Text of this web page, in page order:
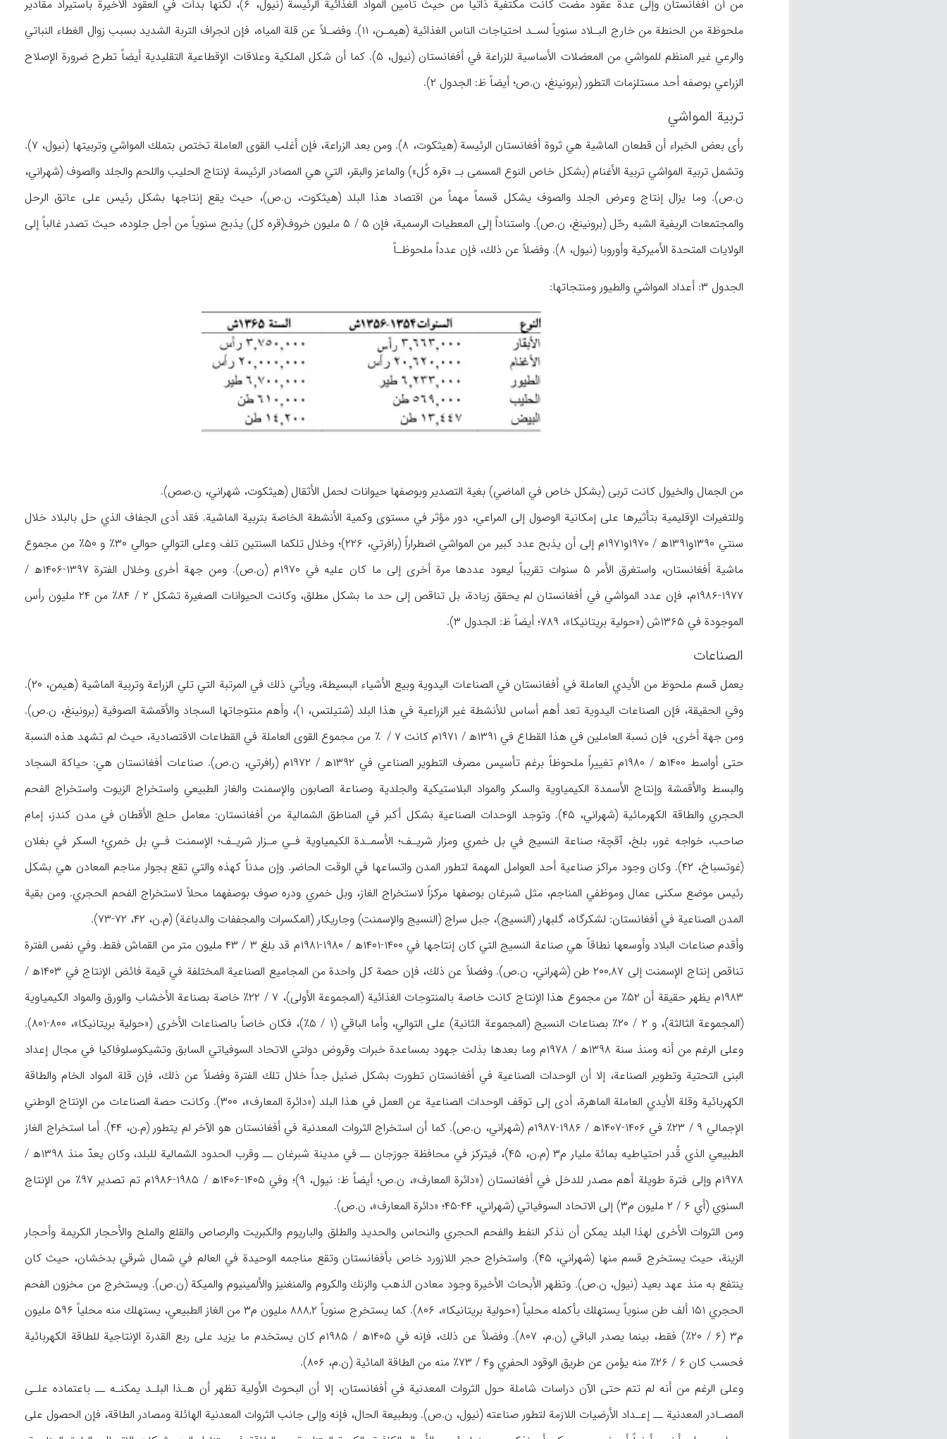
من أن أفغانستان وإلى عدة عقود مضت كانت مكتفية ذاتياً من حيث تأمين المواد الغذائية الرئيسة (نيول، ۶)، لكنها بدأت في العقود الأخيرة باستيراد مقادير
ملحوظة من الحنطة من خارج البـلاد سنوياً لسـد احتياجات الناس الغذائية (هيمـن، ۱۱). وفضـلاً عن قلة المياه، فإن انجراف التربة الشديد بسبب زوال الغطاء النباتي
والرعي غير المنظم للمواشي من المعضلات الأساسية للزراعة في أفغانستان (نيول، ۵). كما أن شكل الملكية وعلاقات الإقطاعية التقليدية أيضاً تطرح ضرورة الإصلاح
الزراعي بوصفه أحد مستلزمات التطور (برونينغ، ن.ص؛ أيضاً ظ: الجدول ۲).
تربية المواشي
رأى بعض الخبراء أن قطعان الماشية هي ثروة أفغانستان الرئيسة (هيثكوت، ۸). ومن بعد الزراعة، فإن أغلب القوى العاملة تختص بتملك المواشي وتربيتها (نيول، ۷).
وتشمل تربية المواشي تربية الأغنام (بشكل خاص النوع المسمى بـ «قره كُل») والماعز والبقر، التي هي المصادر الرئيسة لإنتاج الحليب واللحم والجلد والصوف (شهراني،
ن.ص). وما يزال إنتاج وعرض الجلد والصوف يشكل قسماً مهماً من اقتصاد هذا البلد (هيثكوت، ن.ص)، حيث يقع إنتاجها بشكل رئيس على عاتق الرحل
والمجتمعات الريفية الشبه رحّل (برونينغ، ن.ص). واستناداً إلى المعطيات الرسمية، فإن ۵ / ۵ مليون خروف(قره كل) يذبح سنوياً من أجل جلوده، حيث تصدر غالباً إلى
الولايات المتحدة الأميركية وأوروبا (نيول، ۸). وفضلاً عن ذلك، فإن عدداً ملحوظـاً
الجدول ۳: أعداد المواشي والطيور ومنتجاتها:
من الجمال والخيول كانت تربى (بشكل خاص في الماضي) بغية التصدير وبوصفها حيوانات لحمل الأثقال (هيثكوت، شهراني، ن.صص).
وللتغيرات الإقليمية بتأثيرها على إمكانية الوصول إلى المراعي، دور مؤثر في مستوى وكمية الأنشطة الخاصة بتربية الماشية. فقد أدى الجفاف الذي حل بالبلاد خلال
سنتي ۱۳۹۰و۱۳۹۱ه‍ / ۱۹۷۰و۱۹۷۱م إلى أن يذبح عدد كبير من المواشي اضطراراً (رافرتي، ۲۲۶)؛ وخلال تلكما السنتين تلف وعلى التوالي حوالي ۳۰٪ و ۵۰٪ من مجموع
ماشية أفغانستان، واستغرق الأمر ۵ سنوات تقريباً ليعود عددها مرة أخرى إلى ما كان عليه في ۱۹۷۰م (ن.ص). ومن جهة أخرى وخلال الفترة ۱۳۹۷-۱۴۰۶ه‍ /
۱۹۷۷-۱۹۸۶م، فإن عدد المواشي في أفغانستان لم يحقق زيادة، بل تناقص إلى حد ما بشكل مطلق، وكانت الحيوانات الصغيرة تشكل ۲ / ۸۴٪ من ۲۴ مليون رأس
الموجودة في ۱۳۶۵ش («حولية بريتانيكا»، ۷۸۹؛ أيضاً ظ: الجدول ۳).
الصناعات
يعمل قسم ملحوظ من الأيدي العاملة في أفغانستان في الصناعات اليدوية وبيع الأشياء البسيطة، ويأتي ذلك في المرتبة التي تلي الزراعة وتربية الماشية (هيمن، ۲۰).
وفي الحقيقة، فإن الصناعات اليدوية تعد أهم أساس للأنشطة غير الزراعية في هذا البلد (شتيلتس، ۱)، وأهم منتوجاتها السجاد والأقمشة الصوفية (برونينغ، ن.ص).
ومن جهة أخرى، فإن نسبة العاملين في هذا القطاع في ۱۳۹۱ه‍ / ۱۹۷۱م كانت ۷ / ·٪ من مجموع القوى العاملة في القطاعات الاقتصادية، حيث لم تشهد هذه النسبة
حتى أواسط ۱۴۰۰ه‍ / ۱۹۸۰م تغييراً ملحوظاً برغم تأسيس مصرف التطوير الصناعي في ۱۳۹۲ه‍ / ۱۹۷۲م (رافرتي، ن.ص). صناعات أفغانستان هي: حياكة السجاد
والبسط والأقمشة وإنتاج الأسمدة الكيمياوية والسكر والمواد البلاستيكية والجلدية وصناعة الصابون والإسمنت والغاز الطبيعي واستخراج الزيوت واستخراج الفحم
الحجري والطاقة الكهرمائية (شهراني، ۴۵). وتوجد الوحدات الصناعية بشكل أكبر في المناطق الشمالية من أفغانستان: معامل حلج الأقطان في مدن كندز، إمام
صاحب، خواجه غور، بلخ، آقچة؛ صناعة النسيج في بل خمري ومزار شريـف؛ الأسمـدة الكيمياوية فـي مـزار شريـف؛ الإسمنت فـي بل خمري؛ السكر في بغلان
(غوتسباخ، ۴۲). وكان وجود مراكز صناعية أحد العوامل المهمة لتطور المدن واتساعها في الوقت الحاضر. وإن مدناً كهذه والتي تقع بجوار مناجم المعادن هي بشكل
رئيس موضع سكنى عمال وموظفي المناجم، مثل شبرغان بوصفها مركزاً لاستخراج الغاز، وبل خمري ودره صوف بوصفهما محلاً لاستخراج الفحم الحجري. ومن بقية
المدن الصناعية في أفغانستان: لشكرگاه، گلبهار (النسيج)، جبل سراج (النسيج والإسمنت) وجاريكار (المكسرات والمجففات والدباغة) (م.ن، ۴۲، ۷۲-۷۳).
وأقدم صناعات البلاد وأوسعها نطاقاً هي صناعة النسيج التي كان إنتاجها في ۱۴۰۰-۱۴۰۱ه‍ / ۱۹۸۰-۱۹۸۱م قد بلغ ۳ / ۴۳ مليون متر من القماش فقط. وفي نفس الفترة
تناقص إنتاج الإسمنت إلى ۲۰۰,۸۷ طن (شهراني، ن.ص). وفضلاً عن ذلك، فإن حصة كل واحدة من المجاميع الصناعية المختلفة في قيمة فائض الإنتاج في ۱۴۰۳ه‍ /
۱۹۸۳م يظهر حقيقة أن ۵۲٪ من مجموع هذا الإنتاج كانت خاصة بالمنتوجات الغذائية (المجموعة الأولى)، ۷ / ۲۲٪ خاصة بصناعة الأخشاب والورق والمواد الكيمياوية
(المجموعة الثالثة)، و ۲ / ۲۰٪ بصناعات النسيج (المجموعة الثانية) على التوالي، وأما الباقي (۱ / ۵٪)، فكان خاصاً بالصناعات الأخرى («حولية بريتانيكا»، ۸۰۰-۸۰۱).
وعلى الرغم من أنه ومنذ سنة ۱۳۹۸ه‍ / ۱۹۷۸م وما بعدها بذلت جهود بمساعدة خبرات وقروض دولتي الاتحاد السوفياتي السابق وتشيكوسلوفاكيا في مجال إعداد
البنى التحتية وتطوير الصناعة، إلا أن الوحدات الصناعية في أفغانستان تطورت بشكل ضئيل جداً خلال تلك الفترة وفضلاً عن ذلك، فإن قلة المواد الخام والطاقة
الكهربائية وقلة الأيدي العاملة الماهرة، أدى إلى توقف الوحدات الصناعية عن العمل في هذا البلد («دائرة المعارف»، ۳۰۰). وكانت حصة الصناعات من الإنتاج الوطني
الإجمالي ۹ / ۲۳٪ في ۱۴۰۶-۱۴۰۷ه‍ / ‍۱۹۸۶-۱۹۸۷م (شهراني، ن.ص). كما أن استخراج الثروات المعدنية في أفغانستان هو الآخر لم يتطور (م.ن، ۴۴). أما استخراج الغاز
الطبيعي الذي قُدر احتياطيه بمائة مليار م۳ (م.ن، ۴۵)، فيتركز في محافظة جوزجان ــ في مدينة شبرغان ــ وقرب الحدود الشمالية للبلد، وكان يعدّ منذ ۱۳۹۸ه‍ /
۱۹۷۸م وإلى فترة طويلة أهم مصدر للدخل في أفغانستان («دائرة المعارف»، ن.ص؛ أيضاً ظ: نيول، ۹)؛ وفي ۱۴۰۵-۱۴۰۶ه‍ / ۱۹۸۵-۱۹۸۶م تم تصدير ۹۷٪ من الإنتاج
السنوي (أي ۶ / ۲ مليون م۳) إلى الاتحاد السوفياتي (شهراني، ۴۴-۴۵؛ «دائرة المعارف»، ن.ص).
ومن الثروات الأخرى لهذا البلد يمكن أن نذكر النفط والفحم الحجري والنحاس والحديد والطلق والباريوم والكبريت والرصاص والقلع والملح والأحجار الكريمة وأحجار
الزينة، حيث يستخرج قسم منها (شهراني، ۴۵). واستخراج حجر اللازورد خاص بأفغانستان وتقع مناجمه الوحيدة في العالم في شمال شرقي بدخشان، حيث كان
ينتفع به منذ عهد بعيد (نيول، ن.ص). وتظهر الأبحاث الأخيرة وجود معادن الذهب والزنك والكروم والمنغنيز والألمينيوم والميكة (ن.ص). ويستخرج من مخزون الفحم
الحجري ۱۵۱ ألف طن سنوياً يستهلك بأكمله محلياً («حولية بريتانيكا»، ۸۰۶). كما يستخرج سنوياً ۸۸۸,۲ مليون م۳ من الغاز الطبيعي، يستهلك منه محلياً ۵۹۶ مليون
م۳ (۶ / ۲۰٪) فقط، بينما يصدر الباقي (ن.م، ۸۰۷). وفضلاً عن ذلك، فإنه في ۱۴۰۵ه‍ / ۱۹۸۵م كان يستخدم ما يزيد على ربع القدرة الإنتاجية للطاقة الكهربائية
فحسب كان ۶ / ۲۶٪ منه يؤمن عن طريق الوقود الحفري و۴ / ۷۳٪ منه من الطاقة المائية (ن.م، ۸۰۶).
وعلى الرغم من أنه لم تتم حتى الآن دراسات شاملة حول الثروات المعدنية في أفغانستان، إلا أن البحوث الأولية تظهر أن هـذا البلـد يمكنـه ــ باعتماده علـى
المصـادر المعدنية ــ إعـداد الأرضيات اللازمة لتطور صناعته (نيول، ن.ص). وبطبيعة الحال، فإنه وإلى جانب الثروات المعدنية الهائلة ومصادر الطاقة، فإن الحصول على